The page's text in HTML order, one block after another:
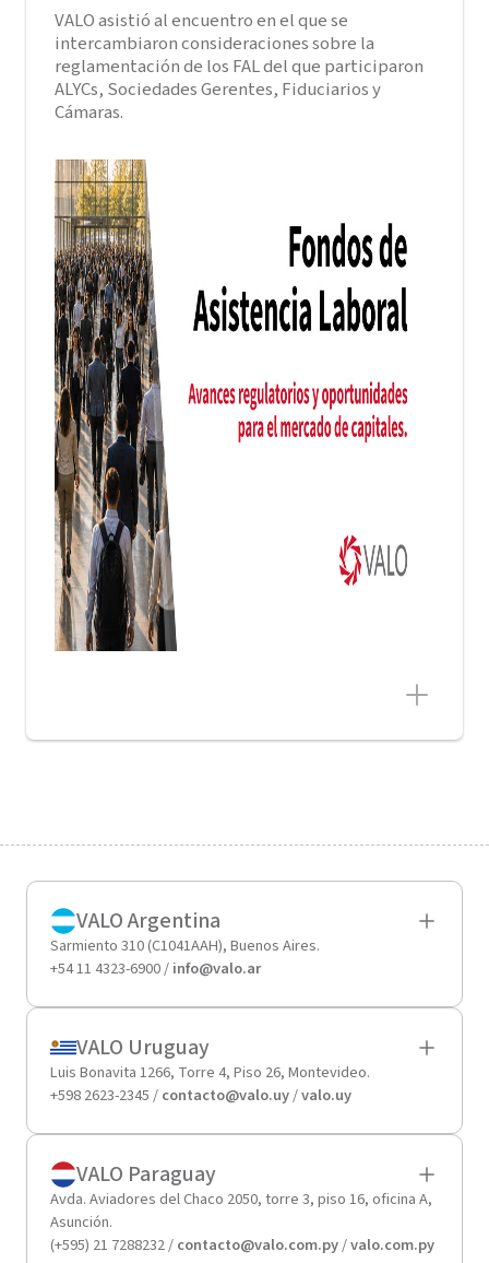
VALO asistió al encuentro en el que se
intercambiaron consideraciones sobre la
reglamentación de los FAL del que participaron
ALYCs, Sociedades Gerentes, Fiduciarios y
Cámaras.
VALO Argentina
Sarmiento 310 (C1041AAH), Buenos Aires.
+54 11 4323-6900 /info@valo.ar
VALO Uruguay
Luis Bonavita 1266, Torre 4, Piso 26, Montevideo.
+598 2623-2345 /contacto@valo.uy/valo.uy
VALO Paraguay
Avda. Aviadores del Chaco 2050, torre 3, piso 16, oficina A,
Asunción.
(+595) 21 7288232 /contacto@valo.com.py/valo.com.py